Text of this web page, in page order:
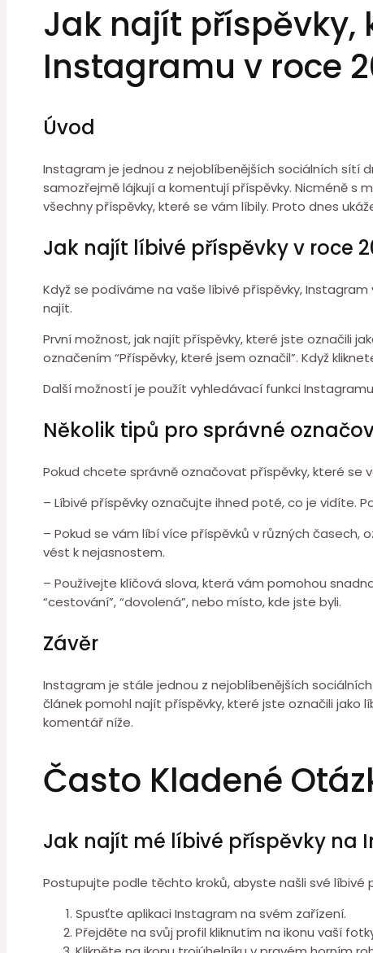
Jak najít příspěvky,
Instagramu v roce
Úvod
Instagram je jednou z nejoblíbenějších sociálních sítí
samozřejmě lájkují a komentují příspěvky. Nicméně s
všechny příspěvky, které se vám líbily. Proto dnes
Jak najít líbivé příspěvky v roce
Když se podíváme na vaše líbivé příspěvky,
najít.
První možnost, jak najít příspěvky, které jste označili
označením “Příspěvky, které jsem označil”. Když
Další možností je použít vyhledávací funkci
Několik tipů pro správné
Pokud chcete správně označovat příspěvky, které se
– Líbivé příspěvky označujte ihned poté, co je vidíte.
– Pokud se vám líbí více příspěvků v různých
vést k nejasnostem.
– Používejte klíčová slova, která vám pomohou
“cestování”, “dovolená”, nebo místo, kde jste byli.
Závěr
Instagram je stále jednou z nejoblíbenějších
článek pomohl najít příspěvky, které jste označili jako
komentář níže.
Často Kladené
Jak najít mé líbivé příspěvky na
Postupujte podle těchto kroků, abyste našli své líbivé
Spusťte aplikaci Instagram na svém zařízení.
Přejděte na svůj profil kliknutím na ikonu vaší